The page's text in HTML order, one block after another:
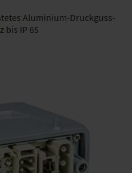
Aluminium-Druckguss-
bis IP 65